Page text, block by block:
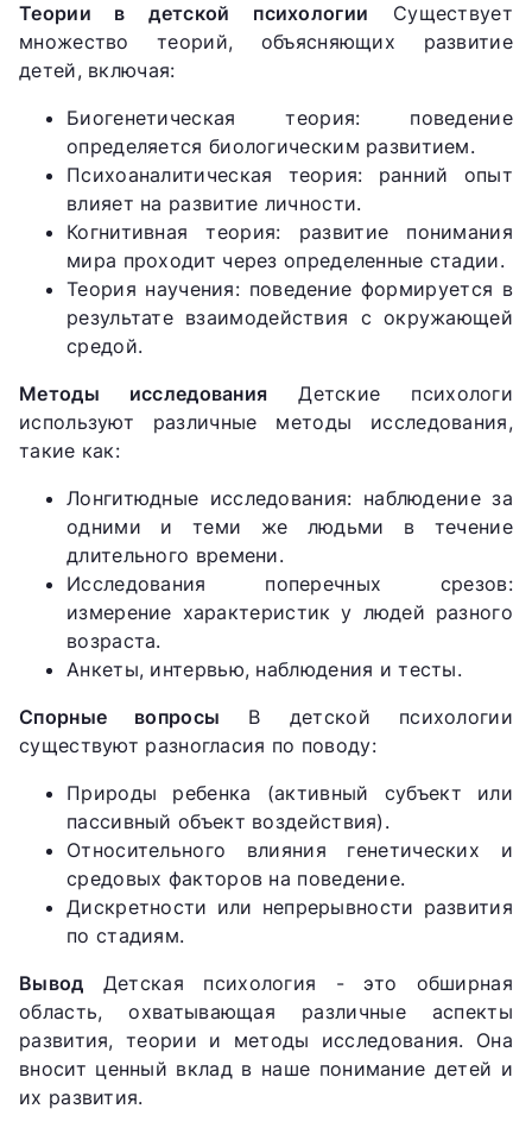
Теории в детской психологии Существует
множество теорий, объясняющих развитие
детей, включая:
Биогенетическая теория: поведение
определяется биологическим развитием.
Психоаналитическая теория: ранний опыт
влияет на развитие личности.
Когнитивная теория: развитие понимания
мира проходит через определенные стадии.
Теория научения: поведение формируется в
результате взаимодействия с окружающей
средой.
Методы исследования Детские психологи
используют различные методы исследования,
такие как:
Лонгитюдные исследования: наблюдение за
одними и теми же людьми в течение
длительного времени.
Исследования поперечных срезов:
измерение характеристик у людей разного
возраста.
Анкеты, интервью, наблюдения и тесты.
Спорные вопросы В детской психологии
существуют разногласия по поводу:
Природы ребенка (активный субъект или
пассивный объект воздействия).
Относительного влияния генетических и
средовых факторов на поведение.
Дискретности или непрерывности развития
по стадиям.
Вывод Детская психология - это обширная
область, охватывающая различные аспекты
развития, теории и методы исследования. Она
вносит ценный вклад в наше понимание детей и
их развития.